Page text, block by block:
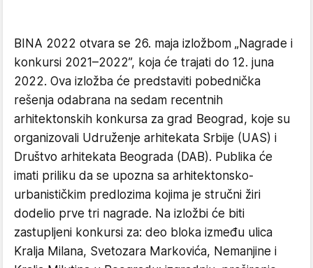
BINA 2022 otvara se 26. maja izložbom „Nagrade i
konkursi 2021–2022”, koja će trajati do 12. juna
2022. Ova izložba će predstaviti pobednička
rešenja odabrana na sedam recentnih
arhitektonskih konkursa za grad Beograd, koje su
organizovali Udruženje arhitekata Srbije (UAS) i
Društvo arhitekata Beograda (DAB). Publika će
imati priliku da se upozna sa arhitektonsko-
urbanističkim predlozima kojima je stručni žiri
dodelio prve tri nagrade. Na izložbi će biti
zastupljeni konkursi za: deo bloka između ulica
Kralja Milana, Svetozara Markovića, Nemanjine i